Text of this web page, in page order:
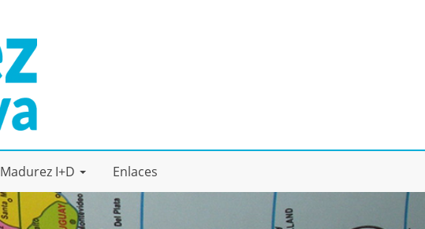
Madurez I+D Enlaces